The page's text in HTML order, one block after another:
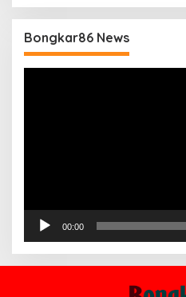
Bongkar86 News
00:00